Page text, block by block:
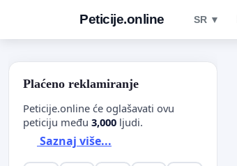
Peticije.online SR ▼
Plaćeno reklamiranje
Peticije.online će oglašavati ovu
peticiju među 3,000 ljudi.
Saznaj više...